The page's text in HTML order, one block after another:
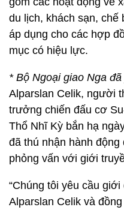
du lịch, khách sạn, chế
áp dụng cho các hợp
mục có hiệu lực.
* Bộ Ngoại giao Nga
Alparslan Celik, người
trưởng chiến đấu cơ
Thổ Nhĩ Kỳ bắn hạ
đã thú nhận hành
phỏng vấn với giới
“Chúng tôi yêu cầu
Alparslan Celik và